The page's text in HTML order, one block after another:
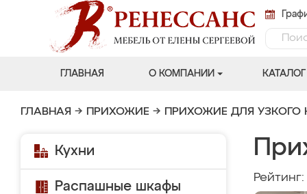
ГЛАВНАЯ О КОМПАНИИ КАТАЛОГ
ГЛАВНАЯ → ПРИХОЖИЕ → ПРИХОЖИЕ ДЛЯ УЗКОГО
Кухни
Распашные шкафы
Рейтинг: